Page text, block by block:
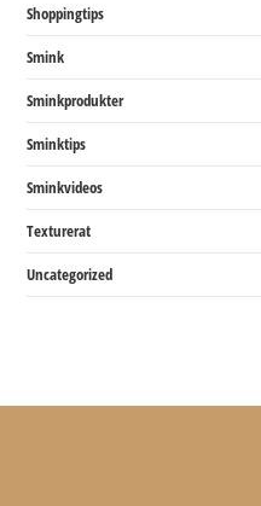
Shoppingtips
Smink
Sminkprodukter
Sminktips
Sminkvideos
Texturerat
Uncategorized